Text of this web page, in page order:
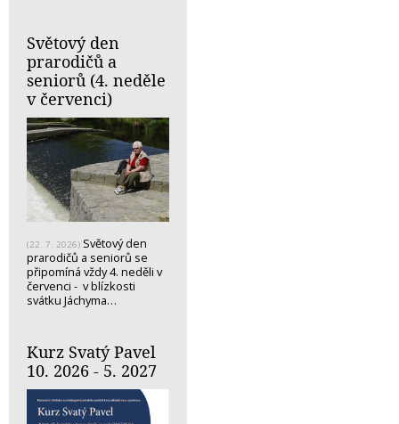
Světový den
prarodičů a
seniorů (4. neděle
v červenci)
(22. 7. 2026) Světový den
prarodičů a seniorů se
připomíná vždy 4. neděli v
červenci - v blízkosti
svátku Jáchyma…
Kurz Svatý Pavel
10. 2026 - 5. 2027